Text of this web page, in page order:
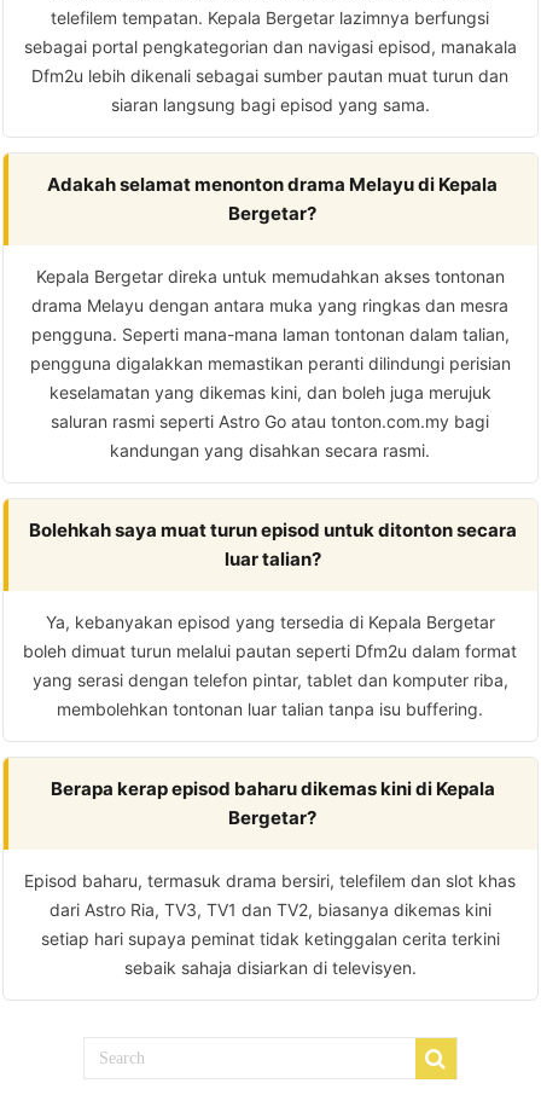
telefilem tempatan. Kepala Bergetar lazimnya berfungsi
sebagai portal pengkategorian dan navigasi episod, manakala
Dfm2u lebih dikenali sebagai sumber pautan muat turun dan
siaran langsung bagi episod yang sama.
Adakah selamat menonton drama Melayu di Kepala
Bergetar?
Kepala Bergetar direka untuk memudahkan akses tontonan
drama Melayu dengan antara muka yang ringkas dan mesra
pengguna. Seperti mana-mana laman tontonan dalam talian,
pengguna digalakkan memastikan peranti dilindungi perisian
keselamatan yang dikemas kini, dan boleh juga merujuk
saluran rasmi seperti Astro Go atau tonton.com.my bagi
kandungan yang disahkan secara rasmi.
Bolehkah saya muat turun episod untuk ditonton secara
luar talian?
Ya, kebanyakan episod yang tersedia di Kepala Bergetar
boleh dimuat turun melalui pautan seperti Dfm2u dalam format
yang serasi dengan telefon pintar, tablet dan komputer riba,
membolehkan tontonan luar talian tanpa isu buffering.
Berapa kerap episod baharu dikemas kini di Kepala
Bergetar?
Episod baharu, termasuk drama bersiri, telefilem dan slot khas
dari Astro Ria, TV3, TV1 dan TV2, biasanya dikemas kini
setiap hari supaya peminat tidak ketinggalan cerita terkini
sebaik sahaja disiarkan di televisyen.